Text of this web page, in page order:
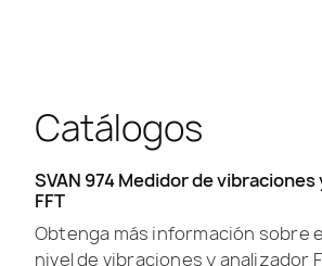
Catálogos
SVAN 974 Medidor de
FFT
Obtenga más información sobre
nivel de vibraciones y analizador